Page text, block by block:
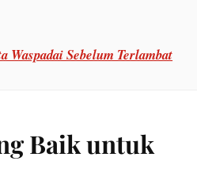
Waspadai Sebelum Terlambat
Baik untuk